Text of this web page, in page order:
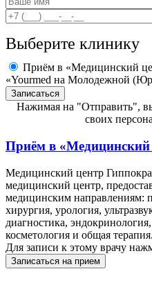
Выберите клинику
Приём в «Медицинский
«Yourmed на Молодежной
Нажимая на "Отправить",
своих
Приём в «Медицинский
Медицинский центр
медицинский центр,
медицинским направлениям:
хирургия, урология,
диагностика,
косметология и общая терапия.
Для записи к этому врачу
Записаться на прием